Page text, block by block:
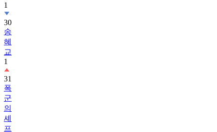
1
30
송
혜
교
1
31
폭
군
의
셰
프